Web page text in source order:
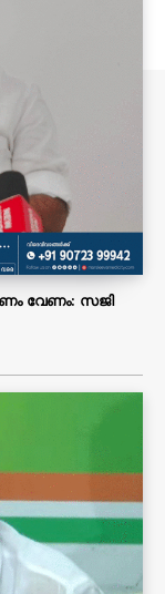
വേണം: സജി